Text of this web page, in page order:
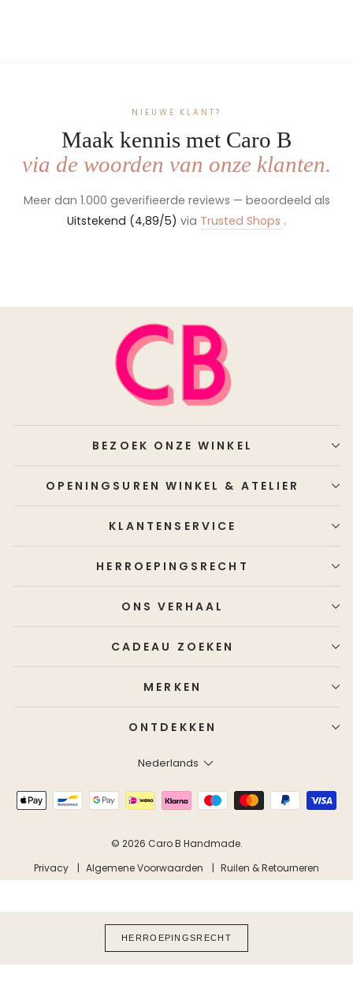
NIEUWE KLANT?
Maak kennis met Caro B
via de woorden van onze klanten.
Meer dan 1.000 geverifieerde reviews — beoordeeld als
Uitstekend (4,89/5) via Trusted Shops .
BEZOEK ONZE WINKEL
OPENINGSUREN WINKEL & ATELIER
KLANTENSERVICE
HERROEPINGSRECHT
ONS VERHAAL
CADEAU ZOEKEN
MERKEN
ONTDEKKEN
Taal
Nederlands
© 2026 Caro B Handmade.
Privacy
Algemene Voorwaarden Ruilen & Retourneren
HERROEPINGSRECHT